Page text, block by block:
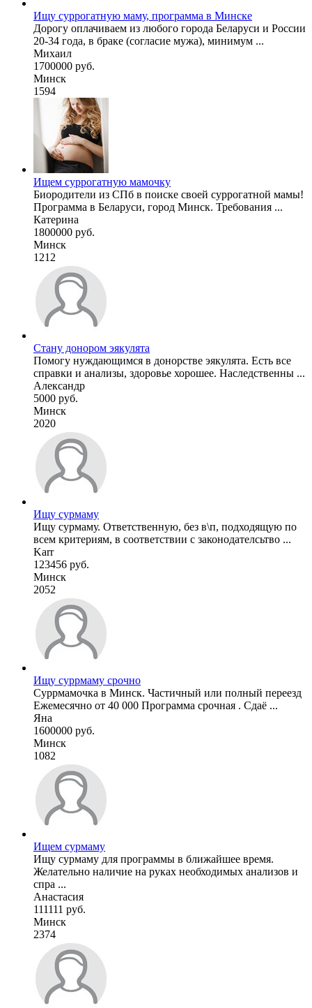
Ищу суррогатную маму, программа в Минске
Дорогу оплачиваем из любого города Беларуси и России
20-34 года, в браке (согласие мужа), минимум ...
Михаил
1700000 руб.
Минск
1594
Ищем суррогатную мамочку
Биородители из СПб в поиске своей суррогатной мамы!
Программа в Беларуси, город Минск. Требования ...
Катерина
1800000 руб.
Минск
1212
Стану донором эякулята
Помогу нуждающимся в донорстве эякулята. Есть все
справки и анализы, здоровье хорошее. Наследственны ...
Александр
5000 руб.
Минск
2020
Ищу сурмаму
Ищу сурмаму. Ответственную, без в\п, подходящую по
всем критериям, в соответствии с законодателсьтво ...
Karr
123456 руб.
Минск
2052
Ищу суррмаму срочно
Суррмамочка в Минск. Частичный или полный переезд
Ежемесячно от 40 000 Программа срочная . Сдаё ...
Яна
1600000 руб.
Минск
1082
Ищем сурмаму
Ищу сурмаму для программы в ближайшее время.
Желательно наличие на руках необходимых анализов и
спра ...
Анастасия
111111 руб.
Минск
2374